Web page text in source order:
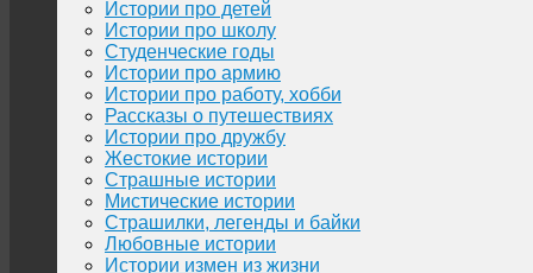
Истории про детей
Истории про школу
Студенческие годы
Истории про армию
Истории про работу, хобби
Рассказы о путешествиях
Истории про дружбу
Жестокие истории
Страшные истории
Мистические истории
Страшилки, легенды и байки
Любовные истории
Истории измен из жизни